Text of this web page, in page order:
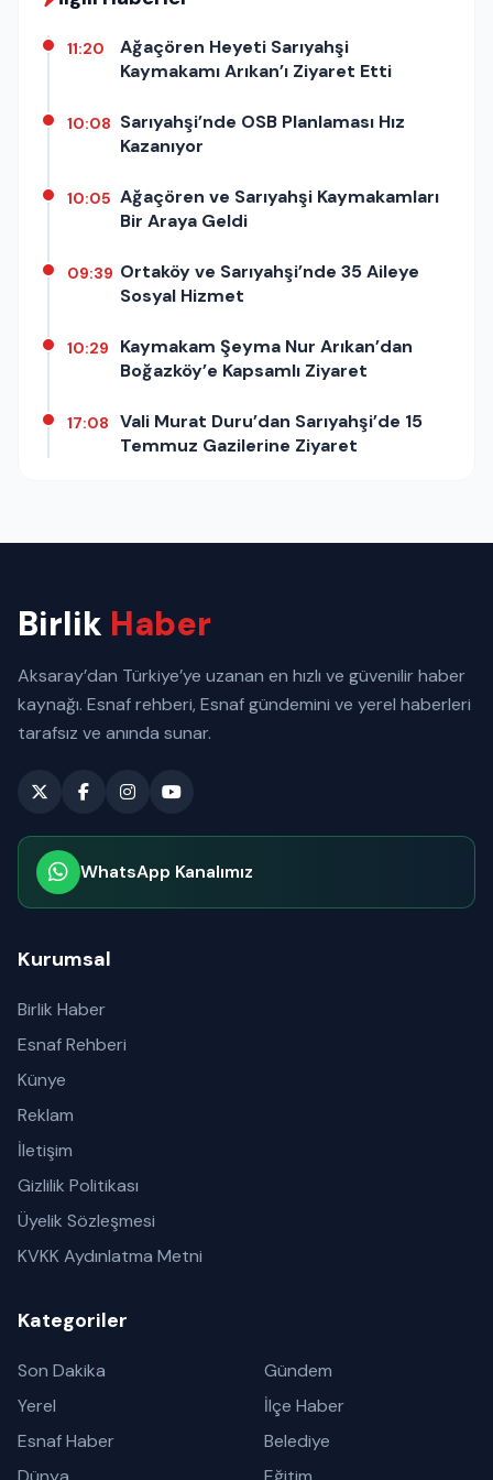
11:20
Ağaçören Heyeti Sarıyahşi
Kaymakamı Arıkan’ı Ziyaret Etti
10:08 Sarıyahşi’nde OSB Planlaması Hız
Kazanıyor
10:05 Ağaçören ve Sarıyahşi Kaymakamları
Bir Araya Geldi
09:39 Ortaköy ve Sarıyahşi’nde 35 Aileye
Sosyal Hizmet
10:29
Kaymakam Şeyma Nur Arıkan’dan
Boğazköy’e Kapsamlı Ziyaret
17:08
Vali Murat Duru’dan Sarıyahşi’de 15
Temmuz Gazilerine Ziyaret
Birlik Haber
Aksaray’dan Türkiye’ye uzanan en hızlı ve güvenilir haber
kaynağı. Esnaf rehberi, Esnaf gündemini ve yerel haberleri
tarafsız ve anında sunar.
WhatsApp Kanalımız
Kurumsal
Birlik Haber
Esnaf Rehberi
Künye
Reklam
İletişim
Gizlilik Politikası
Üyelik Sözleşmesi
KVKK Aydınlatma Metni
Kategoriler
Son Dakika
Gündem
Yerel
İlçe Haber
Esnaf Haber
Belediye